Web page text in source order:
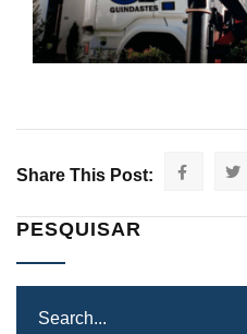
Share This Post:
PESQUISAR